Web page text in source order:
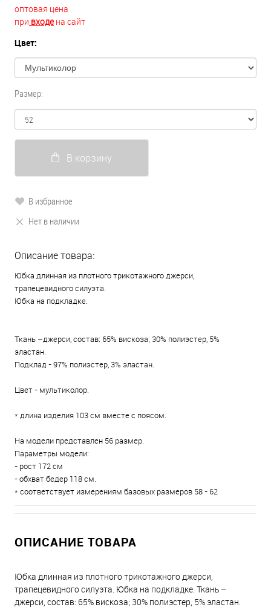
оптовая цена
при входена сайт
Цвет:
Размер:
В корзину
В избранное
Нет в наличии
Описание товара:
Юбка длинная из плотного трикотажного джерси,
трапецевидного силуэта.
Юбка на подкладке.
Ткань –джерси, состав: 65% вискоза; 30% полиэстер, 5%
эластан.
Подклад - 97% полиэстер, 3% эластан.
Цвет - мультиколор.
* длина изделия 103 см вместе с поясом.
На модели представлен 56 размер.
Параметры модели:
- рост 172 см
- обхват бедер 118 см.
* соответствует измерениям базовых размеров 58 - 62
ОПИСАНИЕ ТОВАРА
Юбка длинная из плотного трикотажного джерси,
трапецевидного силуэта. Юбка на подкладке. Ткань –
джерси, состав: 65% вискоза; 30% полиэстер, 5% эластан.